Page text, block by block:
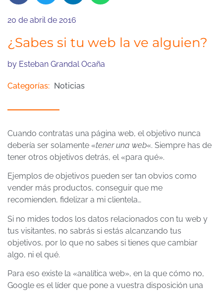
20 de abril de 2016
¿Sabes si tu web la ve alguien?
by Esteban Grandal Ocaña
Categorías: Noticias
Cuando contratas una página web, el objetivo nunca
debería ser solamente «tener una web«. Siempre has de
tener otros objetivos detrás, el «para qué».
Ejemplos de objetivos pueden ser tan obvios como
vender más productos, conseguir que me
recomienden, fidelizar a mi clientela…
Si no mides todos los datos relacionados con tu web y
tus visitantes, no sabrás si estás alcanzando tus
objetivos, por lo que no sabes si tienes que cambiar
algo, ni el qué.
Para eso existe la «analítica web», en la que cómo no,
Google es el líder que pone a vuestra disposición una